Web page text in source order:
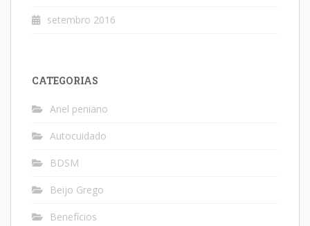
setembro 2016
CATEGORIAS
Anel peniano
Autocuidado
BDSM
Beijo Grego
Benefícios